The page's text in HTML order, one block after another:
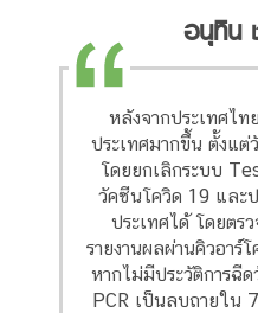
อนุทิน
หลังจากประเทศไท
ประเทศมากขึ้น ตั้งแ
โดยยกเลิกระบบ
วัคซีนโควิด 19 และ
ประเทศได้ โดยตร
รายงานผลผ่านคิวอา
หากไม่มีประวัติการฉี
PCR เป็นลบถายใน